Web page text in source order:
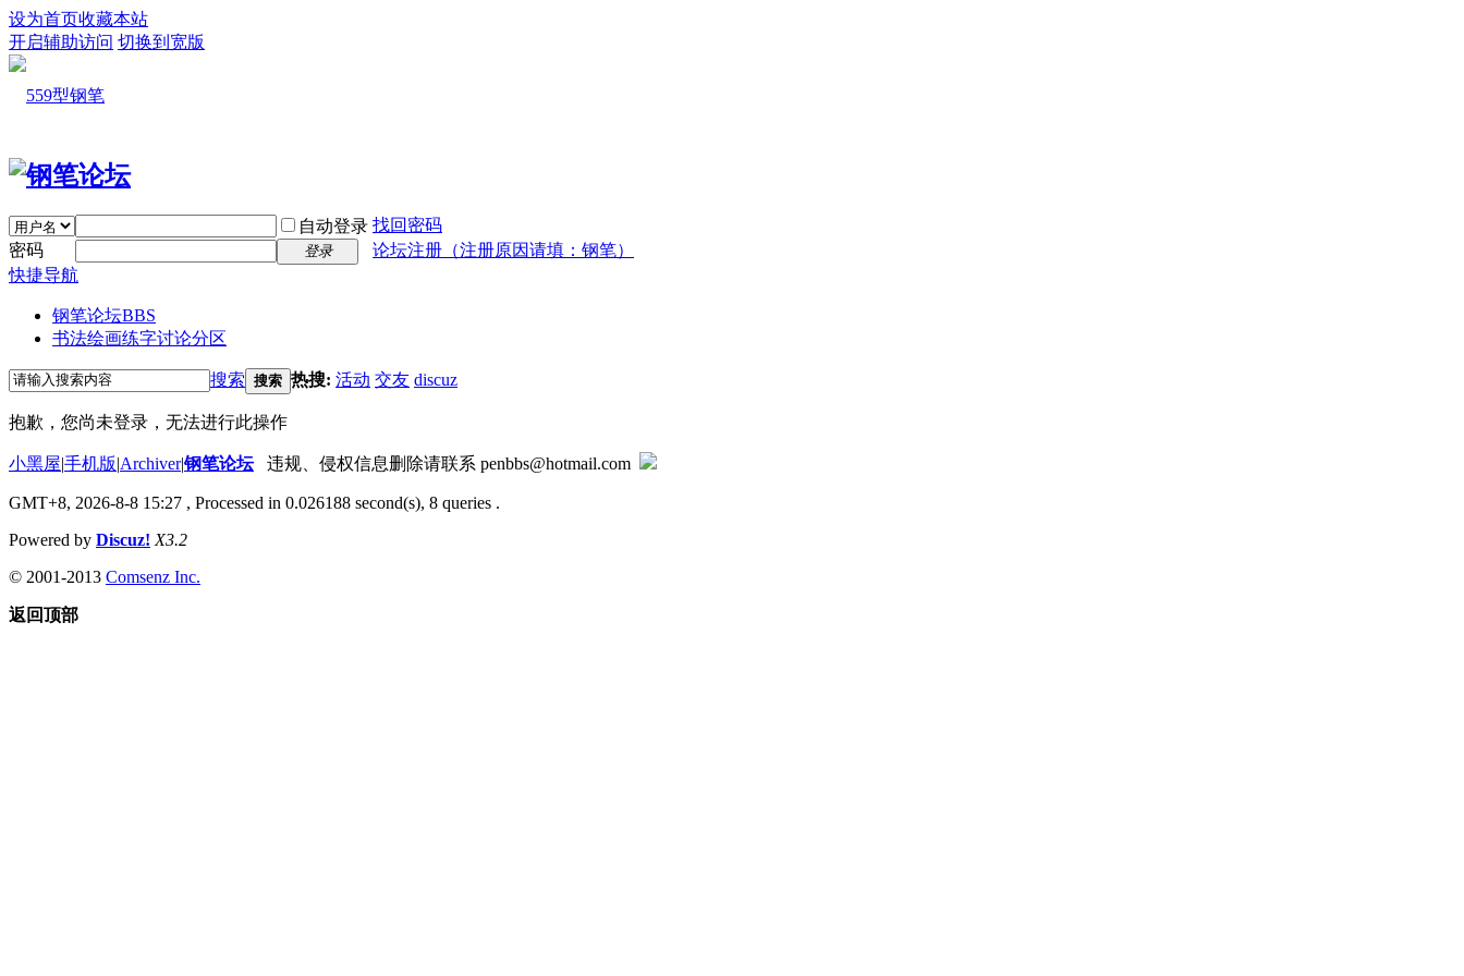
设为首页收藏本站
开启辅助访问 切换到宽版
自动登录 找回密码
密码
登录
论坛注册（注册原因请填：钢笔）
快捷导航
钢笔论坛BBS
书法绘画练字讨论分区
搜索 搜索 热搜: 活动 交友 discuz
抱歉，您尚未登录，无法进行此操作
小黑屋|手机版|Archiver|钢笔论坛 违规、侵权信息删除请联系 penbbs@hotmail.com
GMT+8, 2026-8-8 15:27 , Processed in 0.026188 second(s), 8 queries .
Powered by Discuz! X3.2
© 2001-2013 Comsenz Inc.
返回顶部